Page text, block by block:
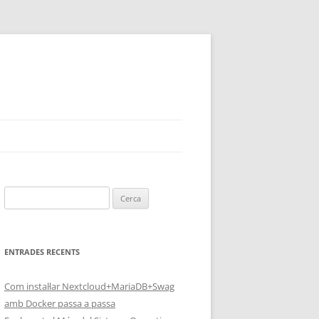
ENTRADES RECENTS
Com instal·lar Nextcloud+MariaDB+Swag
amb Docker passa a passa